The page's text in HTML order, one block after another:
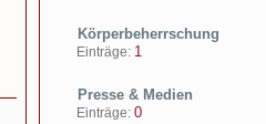
Körperbeherrschung
Einträge: 1
Presse & Medien
Einträge: 0